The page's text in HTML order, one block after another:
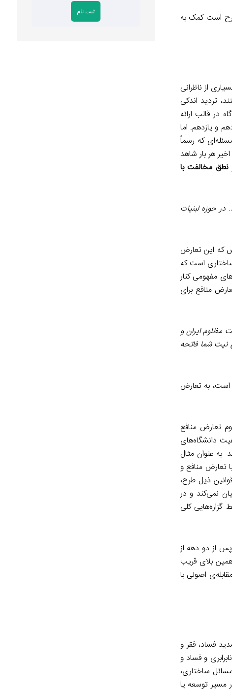
است کمک به
از ناظرانی
تردید اندکی
در قالب ارائه
و یازدهم. اما
که رسماً
هر بار شاهد
نطق مخالفت با
در حوزه لبنیات
که این تعارض
است که
مفهومی کنار
منافع برای
مظلوم ایران و
نیت شما فاتحه
است، به تعارض
تعارض منافع
دانشگاه‌های
به عنوان مثال
با تعارض منافع و
ذیل طرح،
نمی‌کند و در
کلی
از دو دهه از
بلای قریب
اصولی با
فساد، فقر و
و فساد و
ساختاری،
مسیر توسعه یا